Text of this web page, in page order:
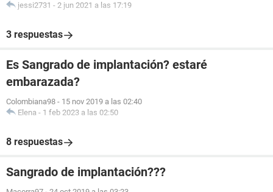
jessi2731 - 2 jun 2021 a las 17:19
3 respuestas
Es Sangrado de implantación? estaré
embarazada?
Colombiana98 - 15 nov 2019 a las 02:40
Elena - 1 feb 2023 a las 02:50
8 respuestas
Sangrado de implantación???